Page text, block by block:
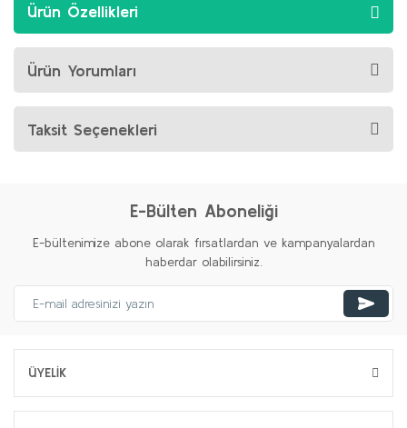
Ürün Özellikleri
Ürün Yorumları
Taksit Seçenekleri
E-Bülten Aboneliği
E-bültenimize abone olarak fırsatlardan ve kampanyalardan
haberdar olabilirsiniz.
ÜYELİK